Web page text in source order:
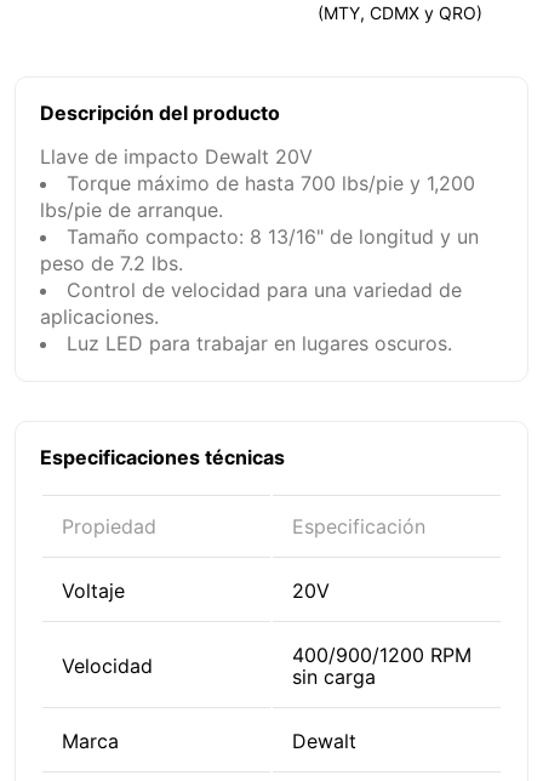
(MTY, CDMX y QRO)
Descripción del producto
Llave de impacto Dewalt 20V
Torque máximo de hasta 700 lbs/pie y 1,200
lbs/pie de arranque.
Tamaño compacto: 8 13/16" de longitud y un
peso de 7.2 lbs.
Control de velocidad para una variedad de
aplicaciones.
Luz LED para trabajar en lugares oscuros.
Especificaciones técnicas
Propiedad Especificación
Voltaje 20V
Velocidad
400/900/1200 RPM
sin carga
Marca Dewalt